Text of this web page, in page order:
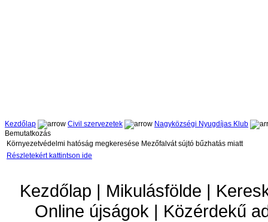
Kezdőlap Civil szervezetek
Nagyközségi Nyugdíjas Klub
Bemutatkozás
Környezetvédelmi hatóság megkeresése Mezőfalvát sújtó bűzhatás miatt
Részletekért kattintson ide
Kezdőlap | Mikulásfölde |
Online újságok | Közérdekű